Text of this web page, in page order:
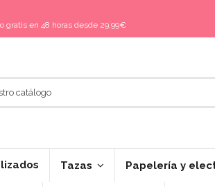
gratis en 48 horas desde 29,99€
Tazas Papelería y